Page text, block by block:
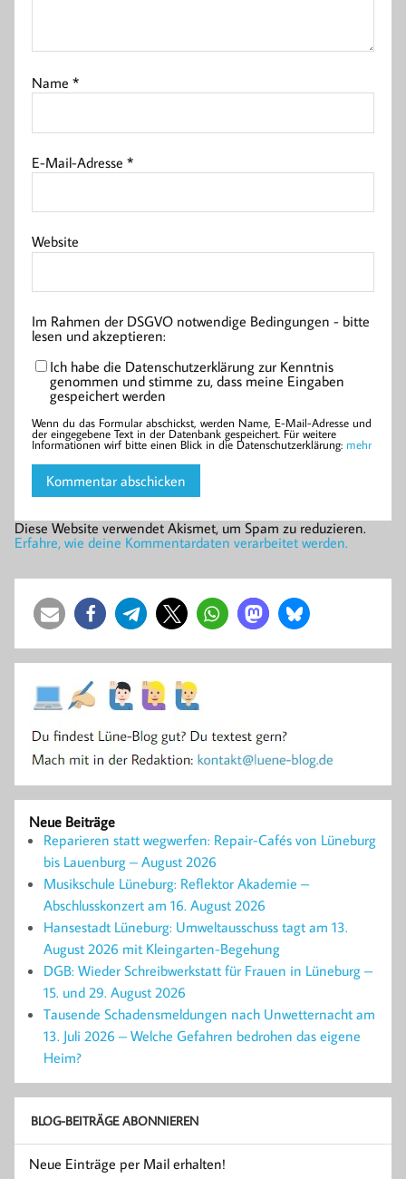
Name*
E-Mail-Adresse*
Website
Im Rahmen der DSGVO notwendige Bedingungen - bitte
lesen und akzeptieren:
Ich habe die Datenschutzerklärung zur Kenntnis
genommen und stimme zu, dass meine Eingaben
gespeichert werden
Wenn du das Formular abschickst, werden Name, E-Mail-Adresse und
der eingegebene Text in der Datenbank gespeichert. Für weitere
Informationen wirf bitte einen Blick in die Datenschutzerklärung: mehr
Diese Website verwendet Akismet, um Spam zu reduzieren.
Erfahre, wie deine Kommentardaten verarbeitet werden.
Neue Beiträge
Reparieren statt wegwerfen: Repair-Cafés von Lüneburg
bis Lauenburg – August 2026
Musikschule Lüneburg: Reflektor Akademie –
Abschlusskonzert am 16. August 2026
Hansestadt Lüneburg: Umweltausschuss tagt am 13.
August 2026 mit Kleingarten-Begehung
DGB: Wieder Schreibwerkstatt für Frauen in Lüneburg –
15. und 29. August 2026
Tausende Schadensmeldungen nach Unwetternacht am
13. Juli 2026 – Welche Gefahren bedrohen das eigene
Heim?
BLOG-BEITRÄGE ABONNIEREN
Neue Einträge per Mail erhalten!